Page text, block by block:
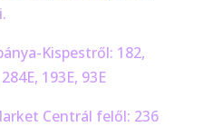
Kispestről: 182,
193E, 93E
Centrál felől: 236